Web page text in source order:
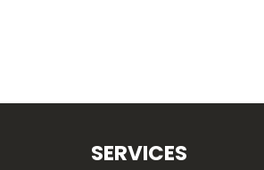
SERVICES